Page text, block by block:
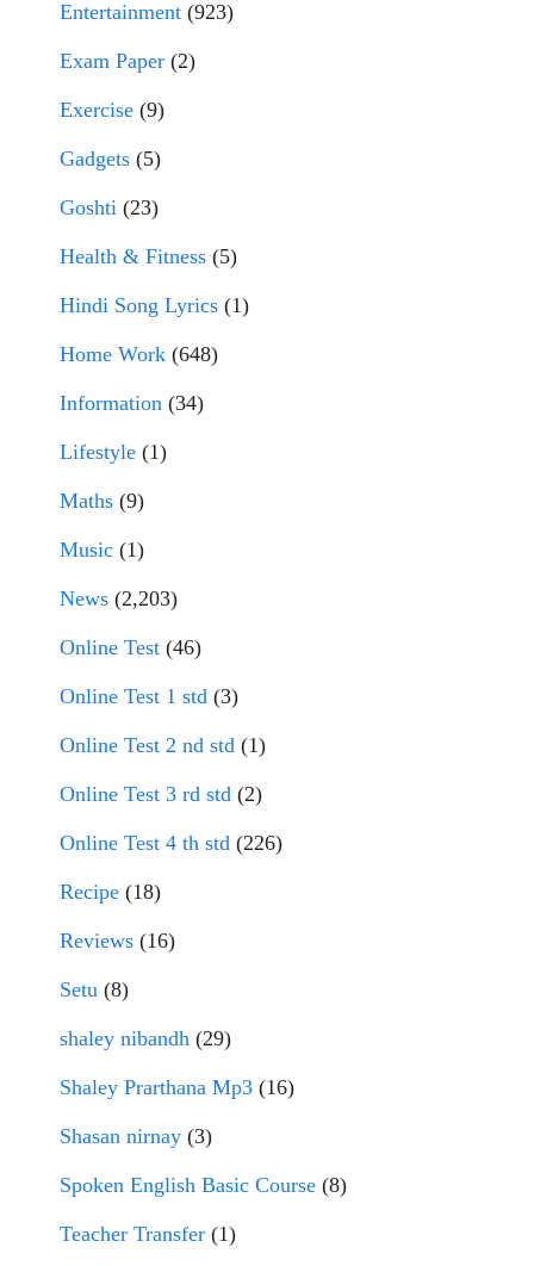
Entertainment (923)
Exam Paper (2)
Exercise (9)
Gadgets (5)
Goshti (23)
Health & Fitness (5)
Hindi Song Lyrics (1)
Home Work (648)
Information (34)
Lifestyle (1)
Maths (9)
Music (1)
News (2,203)
Online Test (46)
Online Test 1 std (3)
Online Test 2 nd std (1)
Online Test 3 rd std (2)
Online Test 4 th std (226)
Recipe (18)
Reviews (16)
Setu (8)
shaley nibandh (29)
Shaley Prarthana Mp3 (16)
Shasan nirnay (3)
Spoken English Basic Course (8)
Teacher Transfer (1)